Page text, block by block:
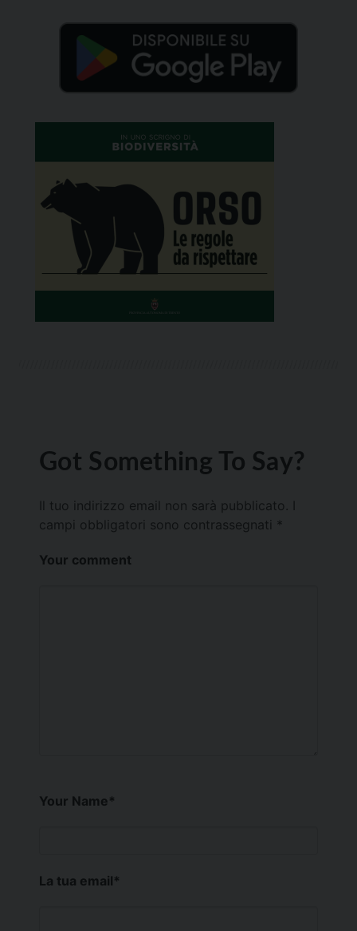
Got Something To Say?
Il tuo indirizzo email non sarà pubblicato.
campi obbligatori sono contrassegnati *
Your comment
Your Name*
La tua email*